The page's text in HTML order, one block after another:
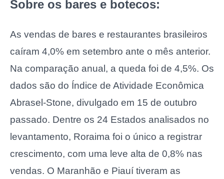
Sobre os bares e botecos:
As vendas de bares e restaurantes brasileiros
caíram 4,0% em setembro ante o mês anterior.
Na comparação anual, a queda foi de 4,5%. Os
dados são do Índice de Atividade Econômica
Abrasel-Stone, divulgado em 15 de outubro
passado. Dentre os 24 Estados analisados no
levantamento, Roraima foi o único a registrar
crescimento, com uma leve alta de 0,8% nas
vendas. O Maranhão e Piauí tiveram as